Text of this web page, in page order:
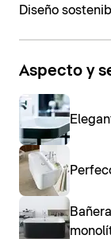
Diseño
Aspecto y